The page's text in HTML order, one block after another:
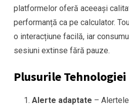
platformelor oferă aceeași
performanță ca pe calculator.
o interacțiune facilă, iar
sesiuni extinse fără pauze.
Plusurile
Alerte adaptate –